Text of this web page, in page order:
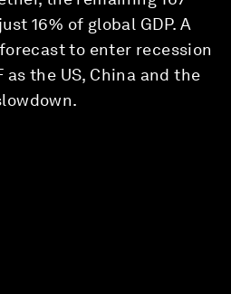
16% of global GDP. A
to enter recession
as the US, China and the